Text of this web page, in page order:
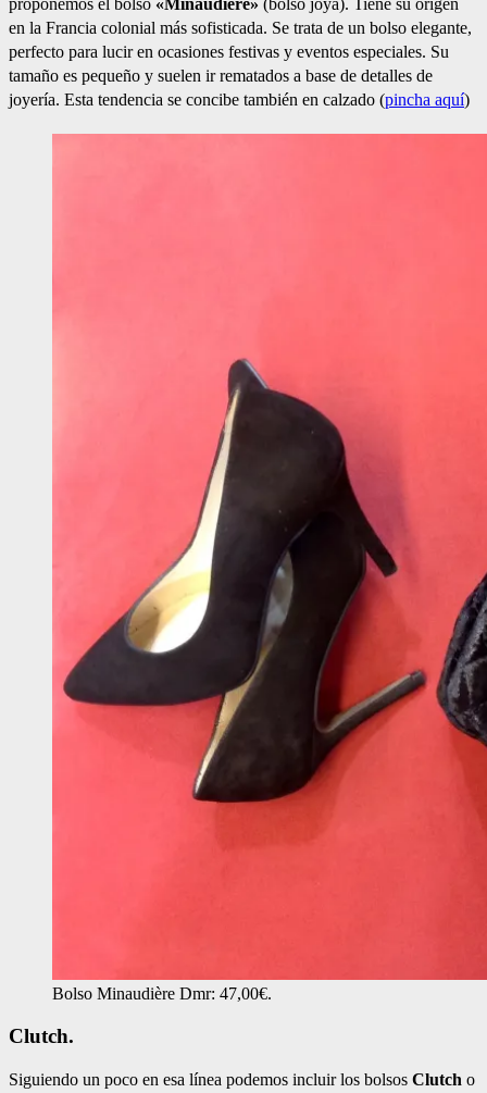
proponemos el bolso «Minaudière» (bolso joya). Tiene su origen
en la Francia colonial más sofisticada. Se trata de un bolso elegante,
perfecto para lucir en ocasiones festivas y eventos especiales. Su
tamaño es pequeño y suelen ir rematados a base de detalles de
joyería. Esta tendencia se concibe también en calzado (pincha aquí)
Bolso Minaudière Dmr: 47,00€.
Clutch.
Siguiendo un poco en esa línea podemos incluir los bolsos Clutch o